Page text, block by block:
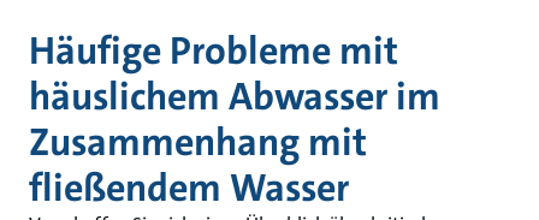
Häufige Probleme mit
häuslichem Abwasser im
Zusammenhang mit
fließendem Wasser